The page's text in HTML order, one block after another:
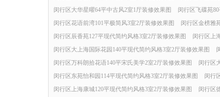
闵行区大华星曜64平中古风2室1厅装修效果图
闵行区飞碟苑
闵行区花语前湾101平极简风3室2厅装修效果图
闵行区金榜雅
闵行区辰香苑127平现代简约风格3室2厅装修效果图
闵行区上
闵行区大上海国际花园140平现代简约风格3室2厅装修效果图
闵行区万科朗拾花语140平宋氏美学2室2厅装修效果图
闵行区
闵行区东苑怡和园114平现代简约风格3室2厅装修效果图
闵行
闵行区上海康城120平现代简约风格3室2厅装修效果图
闵行区